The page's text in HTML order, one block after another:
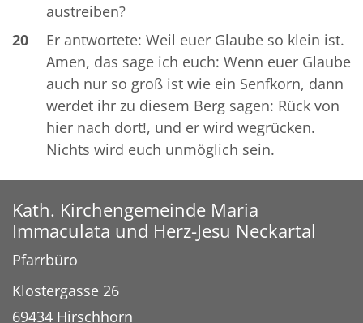
austreiben?
20
Er antwortete: Weil euer Glaube so klein ist.
Amen, das sage ich euch: Wenn euer Glaube
auch nur so groß ist wie ein Senfkorn, dann
werdet ihr zu diesem Berg sagen: Rück von
hier nach dort!, und er wird wegrücken.
Nichts wird euch unmöglich sein.
Kath. Kirchengemeinde Maria
Immaculata und Herz-Jesu Neckartal
Pfarrbüro
Klostergasse 26
69434 Hirschhorn